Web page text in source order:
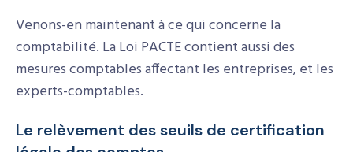
Venons-en maintenant à ce qui concerne la
comptabilité. La Loi PACTE contient aussi des
mesures comptables affectant les entreprises, et les
experts-comptables.
Le relèvement des seuils de certification